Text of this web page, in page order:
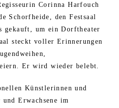
Corinna Harfouch
Schorfheide, den Festsaal
gekauft, um ein Dorftheater
steckt voller Erinnerungen
Er wird wieder belebt.
Künstlerinnen und
Erwachsene im